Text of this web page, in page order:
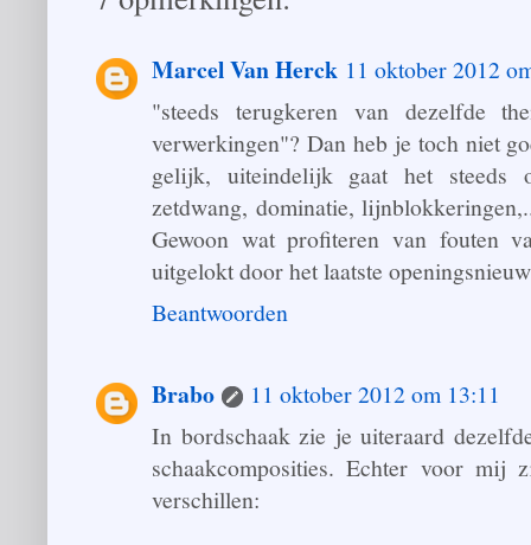
Marcel Van Herck 11 oktober 2012
"steeds terugkeren van dezelfde
verwerkingen"? Dan heb je toch niet
gelijk, uiteindelijk gaat het steeds
zetdwang, dominatie,
Gewoon wat profiteren van fouten
uitgelokt door het laatste
Beantwoorden
Brabo
11 oktober 2012 om 13:11
In bordschaak zie je uiteraard
schaakcomposities. Echter voor mij
verschillen: